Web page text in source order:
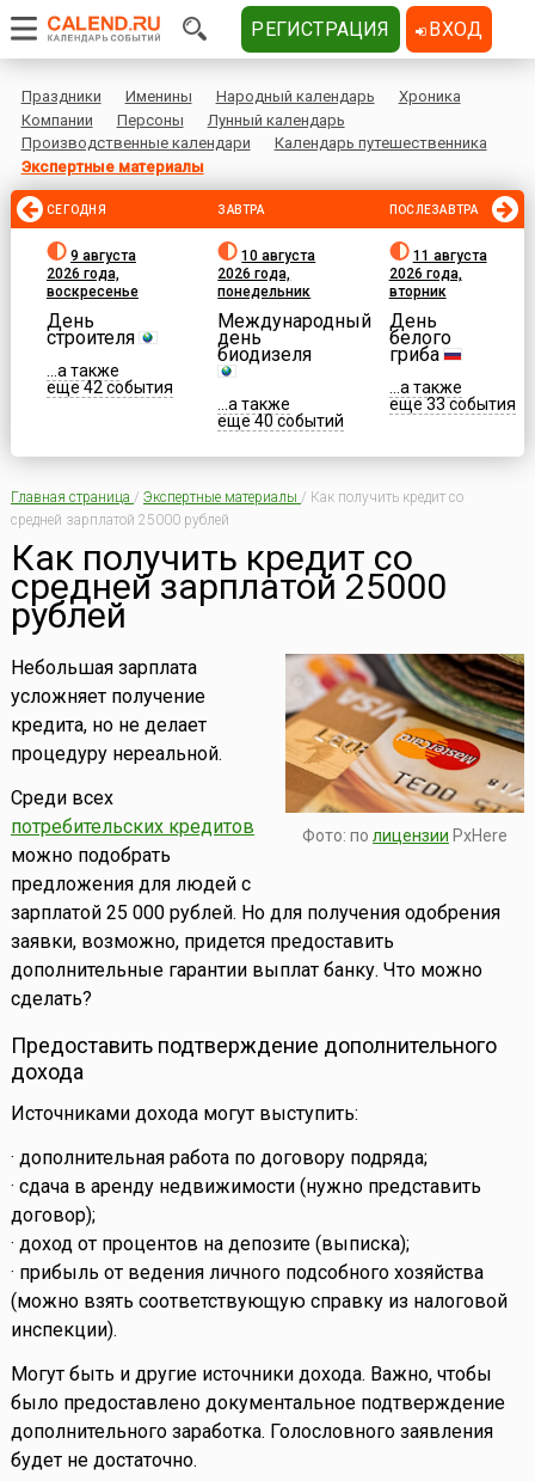
Праздники Именины Народный календарь
Хроника
Компании
Персоны
Лунный календарь
Производственные календари
Календарь путешественника
Экспертные материалы
СЕГОДНЯ
9 августа
2026 года,
воскресенье
День
строителя
...а также
еще 42 события
ЗАВТРА
10 августа
2026 года,
понедельник
Международный
день
биодизеля
...а также
еще 40 событий
ПОСЛЕЗАВТРА
11 августа
2026 года,
вторник
День
белого
гриба
...а также
еще 33 события
Главная страница / Экспертные материалы / Как получить кредит со
средней зарплатой 25000 рублей
Как получить кредит со
средней зарплатой 25000
рублей
Фото: полицензии PxHere
Небольшая зарплата
усложняет получение
кредита, но не делает
процедуру нереальной.
Среди всех
потребительских кредитов
можно подобрать
предложения для людей с
зарплатой 25 000 рублей. Но для получения одобрения
заявки, возможно, придется предоставить
дополнительные гарантии выплат банку. Что можно
сделать?
Предоставить подтверждение дополнительного
дохода
Источниками дохода могут выступить:
· дополнительная работа по договору подряда;
· сдача в аренду недвижимости (нужно представить
договор);
· доход от процентов на депозите (выписка);
· прибыль от ведения личного подсобного хозяйства
(можно взять соответствующую справку из налоговой
инспекции).
Могут быть и другие источники дохода. Важно, чтобы
было предоставлено документальное подтверждение
дополнительного заработка. Голословного заявления
будет не достаточно.
РЕГИСТРАЦИЯ ВХОД